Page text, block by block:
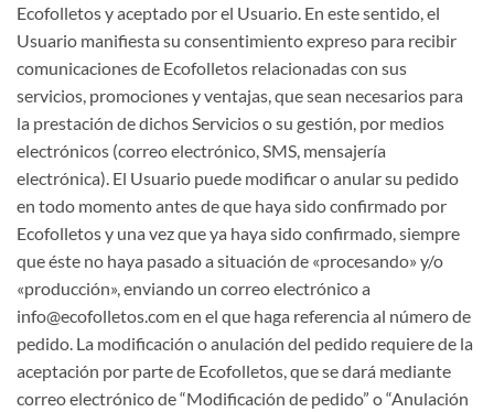
Ecofolletos y aceptado por el Usuario. En este sentido, el
Usuario manifiesta su consentimiento expreso para recibir
comunicaciones de Ecofolletos relacionadas con sus
servicios, promociones y ventajas, que sean necesarios para
la prestación de dichos Servicios o su gestión, por medios
electrónicos (correo electrónico, SMS, mensajería
electrónica). El Usuario puede modificar o anular su pedido
en todo momento antes de que haya sido confirmado por
Ecofolletos y una vez que ya haya sido confirmado, siempre
que éste no haya pasado a situación de «procesando» y/o
«producción», enviando un correo electrónico a
info@ecofolletos.com en el que haga referencia al número de
pedido. La modificación o anulación del pedido requiere de la
aceptación por parte de Ecofolletos, que se dará mediante
correo electrónico de “Modificación de pedido” o “Anulación